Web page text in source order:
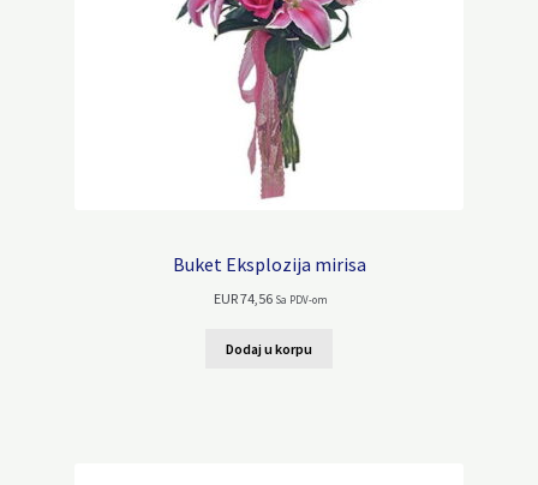
Buket Eksplozija mirisa
EUR74,56 Sa PDV-om
Dodaj u korpu